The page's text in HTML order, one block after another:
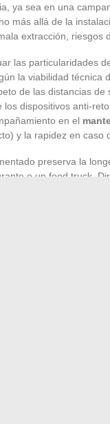
ya sea en una
más allá de la
extracción, riesgos
las particularidades
la viabilidad técnica
de las distancias
dispositivos anti-
en el
y la rapidez en caso
preserva la
o un food truck.